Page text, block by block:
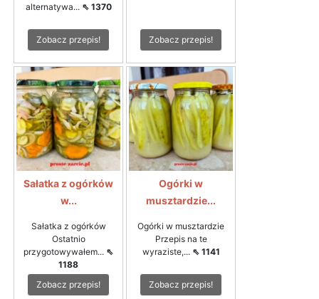
alternatywa... ⇖ 1370
Zobacz przepis! Zobacz przepis!
Sałatka z ogórków
w...
Sałatka z ogórków
Ostatnio
przygotowywałem... ⇖
1188
Zobacz przepis!
Ogórki w
musztardzie...
Ogórki w musztardzie
Przepis na te
wyraziste,... ⇖ 1141
Zobacz przepis!